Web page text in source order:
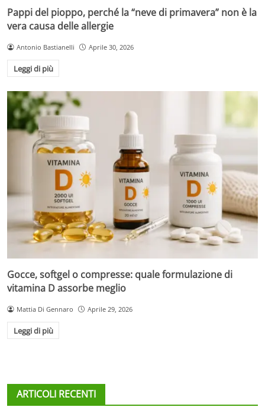
Pappi del pioppo, perché la “neve di primavera” non è la
vera causa delle allergie
Antonio Bastianelli Aprile 30, 2026
Leggi di più
Gocce, softgel o compresse: quale formulazione di
vitamina D assorbe meglio
Mattia Di Gennaro Aprile 29, 2026
Leggi di più
ARTICOLI RECENTI